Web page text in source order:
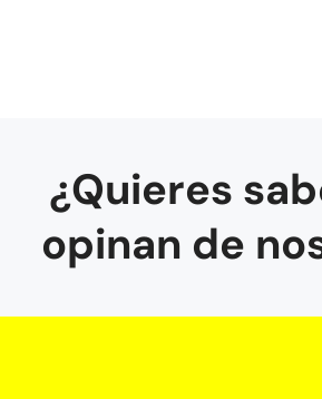
¿Quieres
opinan de